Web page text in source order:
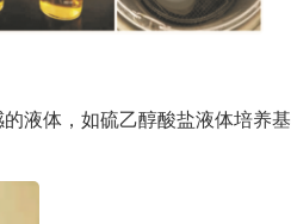
液体，如硫乙醇酸盐液体培养基